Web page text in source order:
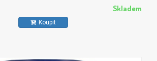
Skladem
Koupit